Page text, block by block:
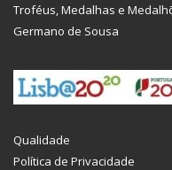
Troféus, Medalhas e
Germano de Sousa
Qualidade
Política de Privacidade